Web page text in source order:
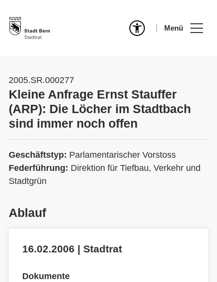
Menü
2005.SR.000277
Kleine Anfrage Ernst Stauffer
(ARP): Die Löcher im Stadtbach
sind immer noch offen
Geschäftstyp: Parlamentarischer Vorstoss
Federführung: Direktion für Tiefbau, Verkehr und
Stadtgrün
Ablauf
16.02.2006 | Stadtrat
Dokumente